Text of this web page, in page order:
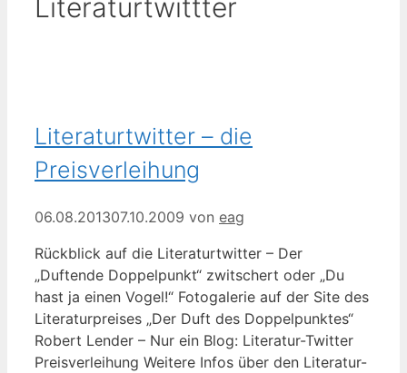
Literaturtwittter
Literaturtwitter – die
Preisverleihung
06.08.201307.10.2009 von eag
Rückblick auf die Literaturtwitter – Der
„Duftende Doppelpunkt“ zwitschert oder „Du
hast ja einen Vogel!“ Fotogalerie auf der Site des
Literaturpreises „Der Duft des Doppelpunktes“
Robert Lender – Nur ein Blog: Literatur-Twitter
Preisverleihung Weitere Infos über den Literatur-